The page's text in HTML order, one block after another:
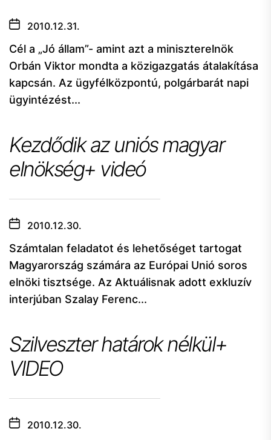
2010.12.31.
Cél a „Jó állam”- amint azt a miniszterelnök
Orbán Viktor mondta a közigazgatás átalakítása
kapcsán. Az ügyfélközpontú, polgárbarát napi
ügyintézést...
Kezdődik az uniós magyar
elnökség+ videó
2010.12.30.
Számtalan feladatot és lehetőséget tartogat
Magyarország számára az Európai Unió soros
elnöki tisztsége. Az Aktuálisnak adott exkluzív
interjúban Szalay Ferenc...
Szilveszter határok nélkül+
VIDEO
2010.12.30.